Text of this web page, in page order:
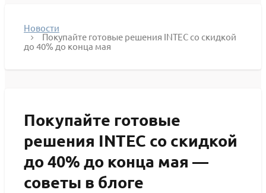
Новости
Покупайте готовые решения INTEC со скидкой
до 40% до конца мая
Покупайте готовые
решения INTEC со скидкой
до 40% до конца мая —
советы в блоге